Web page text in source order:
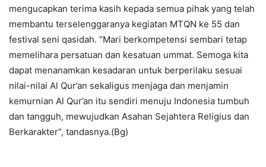
mengucapkan terima kasih kepada semua pihak yang telah
membantu terselenggaranya kegiatan MTQN ke 55 dan
festival seni qasidah. “Mari berkompetensi sembari tetap
memelihara persatuan dan kesatuan ummat. Semoga kita
dapat menanamkan kesadaran untuk berperilaku sesuai
nilai-nilai Al Qur’an sekaligus menjaga dan menjamin
kemurnian Al Qur’an itu sendiri menuju Indonesia tumbuh
dan tangguh, mewujudkan Asahan Sejahtera Religius dan
Berkarakter”, tandasnya.(Bg)